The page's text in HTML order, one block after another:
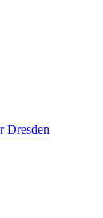
Dresden